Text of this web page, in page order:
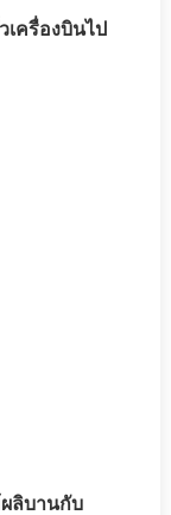
เครื่องบินไป
ลิบานกับ